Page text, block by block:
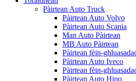
Pàirtean Auto Truck
Pàirtean Auto Volvo
Pàirtean Auto Scania
Man Auto Pàirtean
MB Auto Pàirtean
Pàirtean fèin-
Pàirtean Auto Iveco
Pàirtean fèin-
Pàirtean Auto Hino